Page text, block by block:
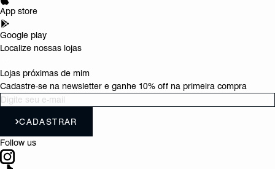
App store
Google play
Localize nossas lojas
Lojas próximas de mim
Cadastre-se na newsletter e ganhe 10% off na primeira compra
CADASTRAR
Follow us